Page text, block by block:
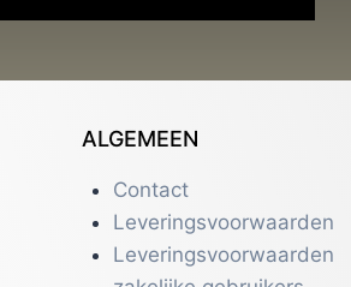
ALGEMEEN
Contact
Leveringsvoorwaarden
Leveringsvoorwaarden